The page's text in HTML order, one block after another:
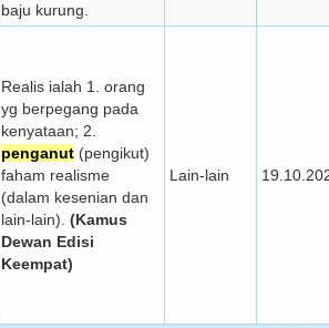
baju kurung.
Realis ialah 1. orang
yg berpegang pada
kenyataan; 2.
penganut (pengikut)
faham realisme
(dalam kesenian dan
lain-lain). (Kamus
Dewan Edisi
Keempat)
Lain-lain